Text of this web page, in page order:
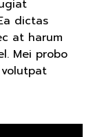
dictas
at harum
Mei probo